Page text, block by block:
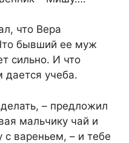
что Вера
бывший ее муж
сильно. И что
учеба.
– предложил
мальчику чай и
с вареньем, – и тебе